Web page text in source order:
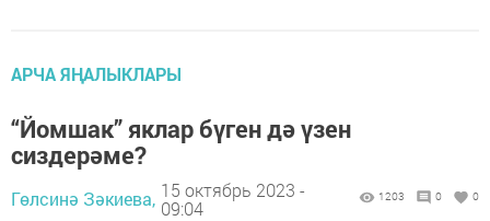
АРЧА ЯҢАЛЫКЛАРЫ
“Йомшак” яклар бүген дә үзен
сиздерәме?
Гөлсинә Зәкиева, 15 октябрь 2023 -
09:04
1203 0 0